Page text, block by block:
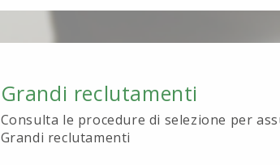
Grandi reclutamenti
Consulta le procedure di selezione per
Grandi reclutamenti